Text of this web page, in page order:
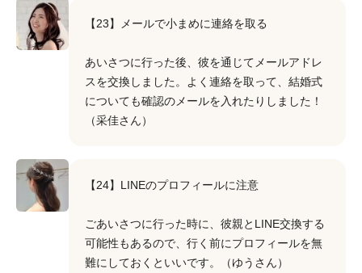
【23】メールで小まめに連絡を取る
あいさつに行った後、彼を通じてメールアドレ
スを交換しました。よく連絡を取って、結婚式
についても確認のメールを入れたりしました！
（采佳さん）
【24】LINEのプロフィールに注意
ごあいさつに行った時に、彼親とLINE交換する
可能性もあるので、行く前にプロフィールを無
難にしておくといいです。（ゆうさん）